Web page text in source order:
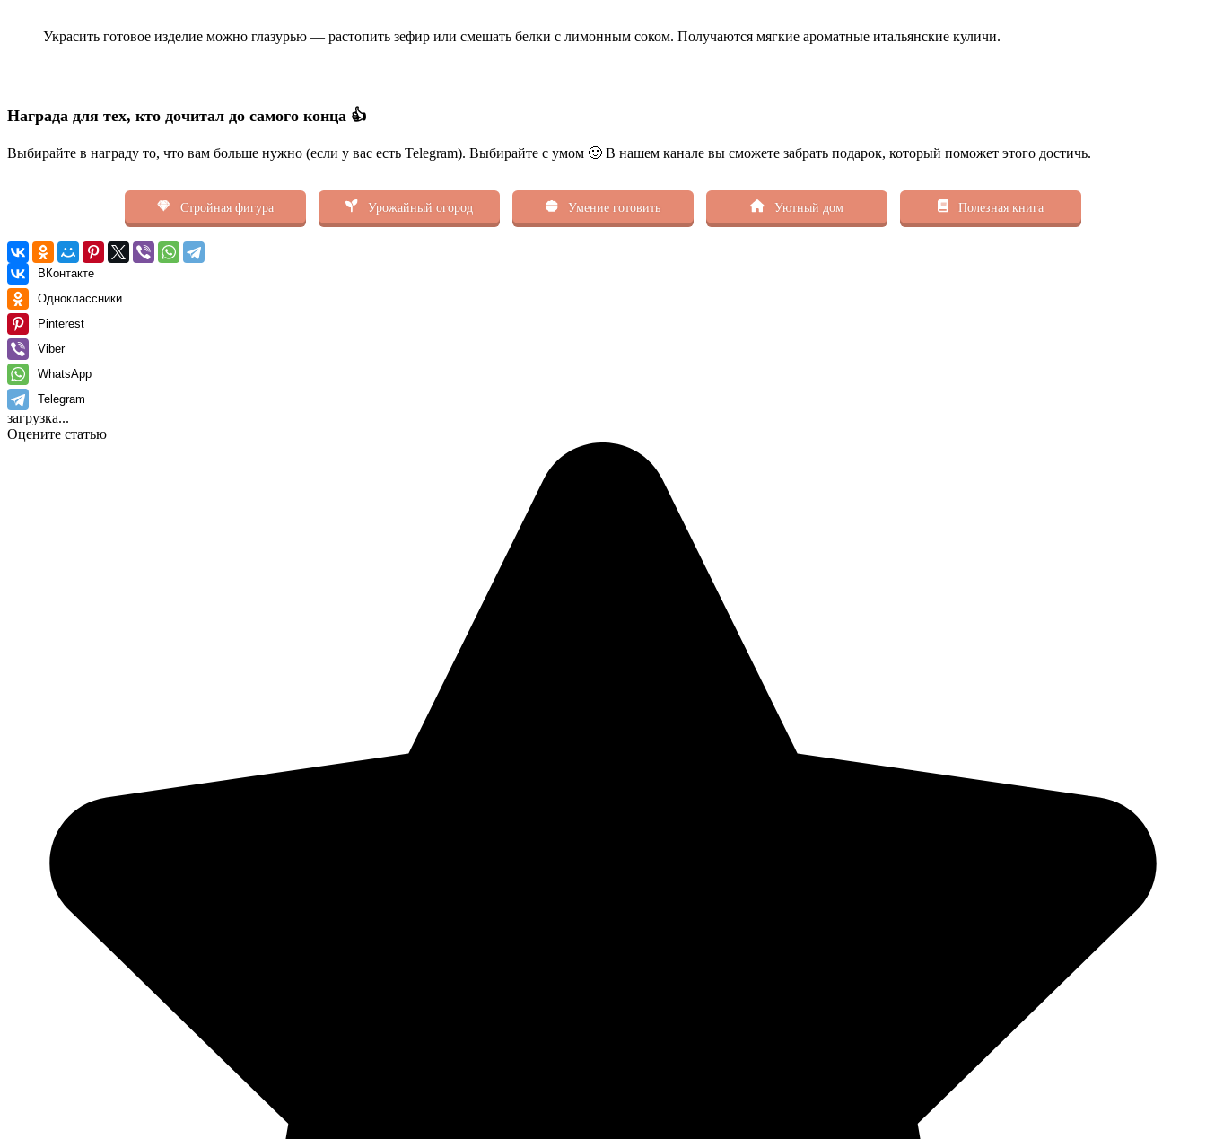
Украсить готовое изделие можно глазурью — растопить зефир или смешать белки с лимонным соком. Получаются мягкие ароматные итальянские куличи.
Награда для тех, кто дочитал до самого конца 👍
Выбирайте в награду то, что вам больше нужно (если у вас есть Telegram). Выбирайте с умом 🙂 В нашем канале вы сможете забрать подарок, который поможет этого достичь.
Стройная фигура Урожайный огород Умение готовить Уютный дом Полезная книга
ВКонтакте
Одноклассники
Pinterest
Viber
WhatsApp
Telegram
загрузка...
Оцените статью